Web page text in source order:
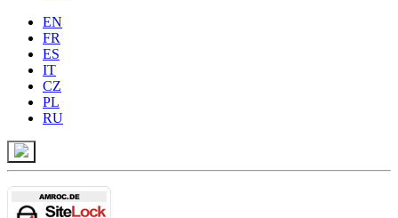
EN
FR
ES
IT
CZ
PL
RU